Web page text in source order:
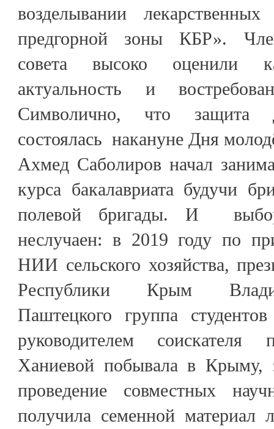
возделывании
предгорной зоны КБР».
совета высоко оценили
актуальность и
Символично, что защита
состоялась накануне Дня
Ахмед Саболиров начал
курса бакалавриата будучи
полевой бригады. И
неслучаен: в 2019 году по
НИИ сельского хозяйства,
Республики Крым
Паштецкого группа
руководителем соискателя
Ханиевой побывала в Крыму,
проведение совместных
получила семенной материал